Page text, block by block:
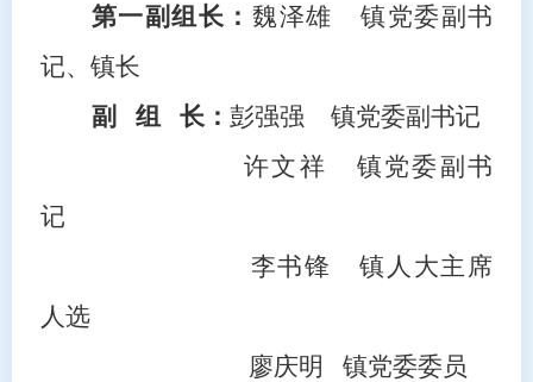
第一副组长： 魏泽雄
镇党委副书
记、 镇长
副
组 长： 彭强强
镇党委副书记
许文祥
镇党委副书
记
李书锋
镇人大主 席
人选
廖庆明
镇党委委员